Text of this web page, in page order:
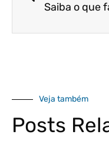
Veja também
Posts